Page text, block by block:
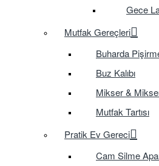
Gece
Mutfak Gereçleri
Buharda
Buz Kalıbı
Mikser &
Mutfak Tartısı
Pratik Ev Gereci
Cam Silme